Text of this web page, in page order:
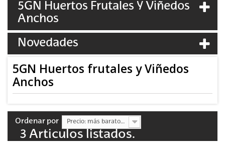
5GN Huertos Frutales Y Viñedos
Anchos
Novedades
5GN Huertos frutales y Viñedos
Anchos
Ordenar por Precio: más baratos primero
3 Articulos listados.